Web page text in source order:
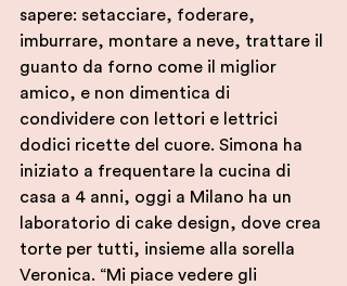
sapere: setacciare, foderare,
imburrare, montare a neve, trattare il
guanto da forno come il miglior
amico, e non dimentica di
condividere con lettori e lettrici
dodici ricette del cuore. Simona ha
iniziato a frequentare la cucina di
casa a 4 anni, oggi a Milano ha un
laboratorio di cake design, dove crea
torte per tutti, insieme alla sorella
Veronica. “Mi piace vedere gli